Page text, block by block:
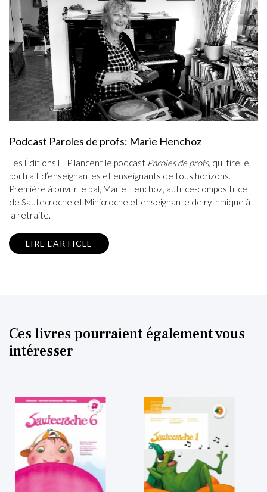
Podcast Paroles de profs: Marie Henchoz
Les Éditions LEP lancent le podcast Paroles de profs, qui tire le
portrait d’enseignantes et enseignants de tous horizons.
Première à ouvrir le bal, Marie Henchoz, autrice-compositrice
de Sautecroche et Minicroche et enseignante de rythmique à
la retraite.
LIRE L'ARTICLE
Ces livres pourraient également vous
intéresser